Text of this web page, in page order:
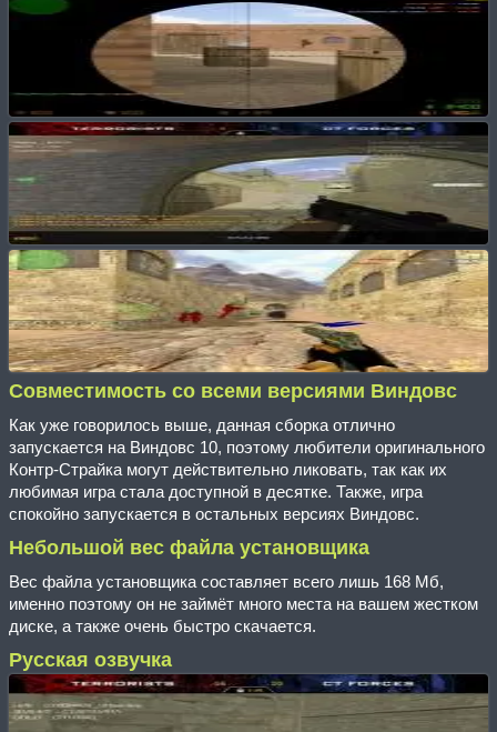
Совместимость со всеми версиями Виндовс
Как уже говорилось выше, данная сборка отлично
запускается на Виндовс 10, поэтому любители оригинального
Контр-Страйка могут действительно ликовать, так как их
любимая игра стала доступной в десятке. Также, игра
спокойно запускается в остальных версиях Виндовс.
Небольшой вес файла установщика
Вес файла установщика составляет всего лишь 168 Мб,
именно поэтому он не займёт много места на вашем жестком
диске, а также очень быстро скачается.
Русская озвучка